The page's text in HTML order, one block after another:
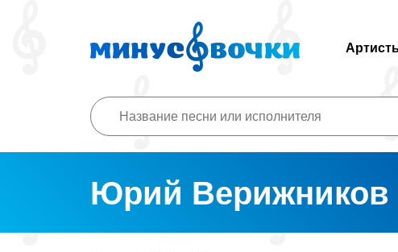
Юрий Верижников